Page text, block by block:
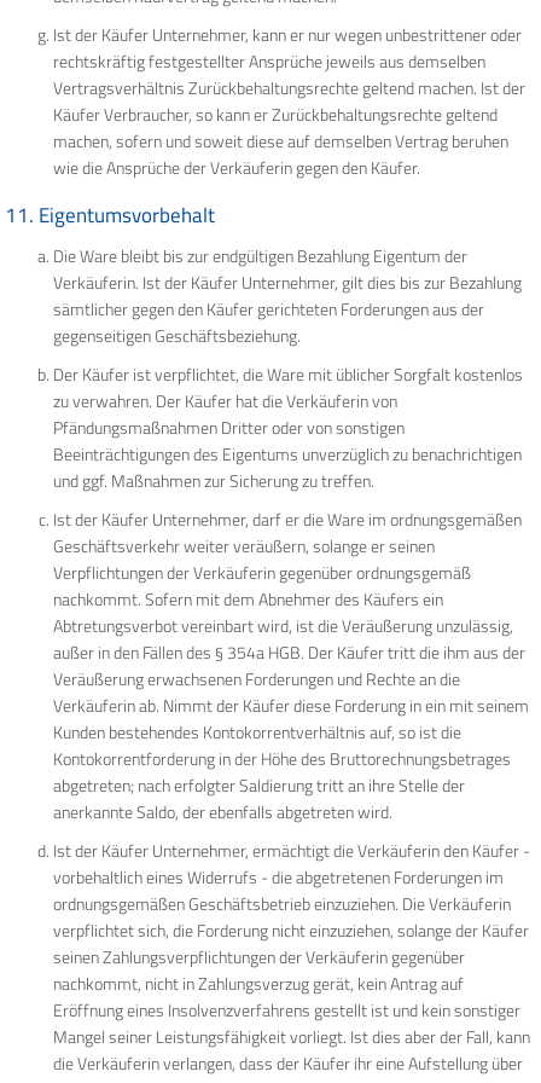
Ist der Käufer Unternehmer, kann er nur wegen unbestrittener oder
rechtskräftig festgestellter Ansprüche jeweils aus demselben
Vertragsverhältnis Zurückbehaltungsrechte geltend machen. Ist der
Käufer Verbraucher, so kann er Zurückbehaltungsrechte geltend
machen, sofern und soweit diese auf demselben Vertrag beruhen
wie die Ansprüche der Verkäuferin gegen den Käufer.
11. Eigentumsvorbehalt
Die Ware bleibt bis zur endgültigen Bezahlung Eigentum der
Verkäuferin. Ist der Käufer Unternehmer, gilt dies bis zur Bezahlung
sämtlicher gegen den Käufer gerichteten Forderungen aus der
gegenseitigen Geschäftsbeziehung.
Der Käufer ist verpflichtet, die Ware mit üblicher Sorgfalt kostenlos
zu verwahren. Der Käufer hat die Verkäuferin von
Pfändungsmaßnahmen Dritter oder von sonstigen
Beeinträchtigungen des Eigentums unverzüglich zu benachrichtigen
und ggf. Maßnahmen zur Sicherung zu treffen.
Ist der Käufer Unternehmer, darf er die Ware im ordnungsgemäßen
Geschäftsverkehr weiter veräußern, solange er seinen
Verpflichtungen der Verkäuferin gegenüber ordnungsgemäß
nachkommt. Sofern mit dem Abnehmer des Käufers ein
Abtretungsverbot vereinbart wird, ist die Veräußerung unzulässig,
außer in den Fällen des § 354a HGB. Der Käufer tritt die ihm aus der
Veräußerung erwachsenen Forderungen und Rechte an die
Verkäuferin ab. Nimmt der Käufer diese Forderung in ein mit seinem
Kunden bestehendes Kontokorrentverhältnis auf, so ist die
Kontokorrentforderung in der Höhe des Bruttorechnungsbetrages
abgetreten; nach erfolgter Saldierung tritt an ihre Stelle der
anerkannte Saldo, der ebenfalls abgetreten wird.
Ist der Käufer Unternehmer, ermächtigt die Verkäuferin den Käufer -
vorbehaltlich eines Widerrufs - die abgetretenen Forderungen im
ordnungsgemäßen Geschäftsbetrieb einzuziehen. Die Verkäuferin
verpflichtet sich, die Forderung nicht einzuziehen, solange der Käufer
seinen Zahlungsverpflichtungen der Verkäuferin gegenüber
nachkommt, nicht in Zahlungsverzug gerät, kein Antrag auf
Eröffnung eines Insolvenzverfahrens gestellt ist und kein sonstiger
Mangel seiner Leistungsfähigkeit vorliegt. Ist dies aber der Fall, kann
die Verkäuferin verlangen, dass der Käufer ihr eine Aufstellung über